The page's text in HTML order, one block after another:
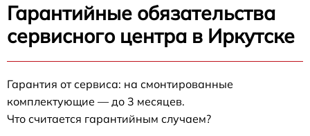
Гарантийные обязательства
сервисного центра в Иркутске
Гарантия от сервиса: на смонтированные
комплектующие — до 3 месяцев.
Что считается гарантийным случаем?